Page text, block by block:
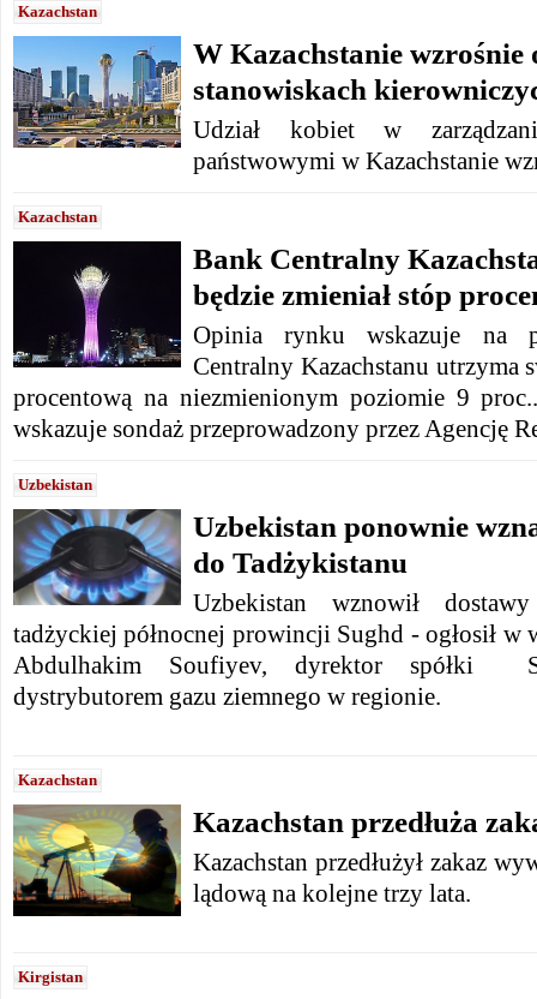
Kazachstan
W Kazachstanie wzrośnie
stanowiskach
Udział kobiet w
państwowymi w Kazachstanie
Kazachstan
Bank Centralny
będzie zmieniał stóp
Opinia rynku wskazuje na
Centralny Kazachstanu utrzyma
procentową na niezmienionym poziomie 9
wskazuje sondaż przeprowadzony przez Agencję
Uzbekistan
Uzbekistan ponownie
do Tadżykistanu
Uzbekistan wznowił
tadżyckiej północnej prowincji Sughd - ogłosił w
Abdulhakim Soufiyev, dyrektor spółki
dystrybutorem gazu ziemnego w regionie.
Kazachstan
Kazachstan przedłuża
Kazachstan przedłużył zakaz
lądową na kolejne trzy lata.
Kirgistan